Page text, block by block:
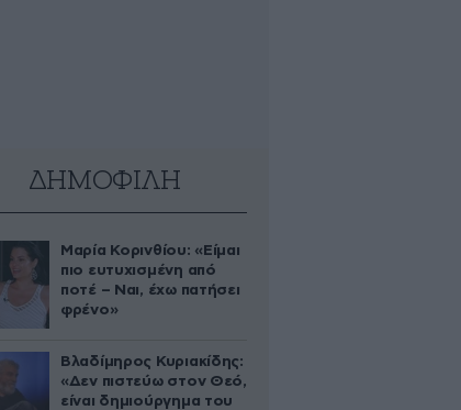
ΔΗΜΟΦΙΛΗ
Μαρία Κορινθίου: «Είμαι
πιο ευτυχισμένη από
ποτέ – Ναι, έχω πατήσει
φρένο»
Βλαδίμηρος Κυριακίδης:
«Δεν πιστεύω στον Θεό,
είναι δημιούργημα του